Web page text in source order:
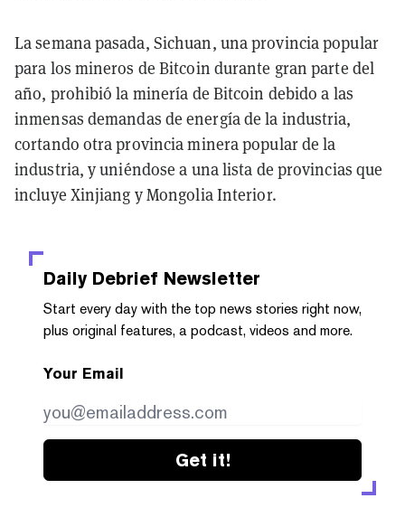
La semana pasada, Sichuan, una provincia popular
para los mineros de Bitcoin durante gran parte del
año, prohibió la minería de Bitcoin debido a las
inmensas demandas de energía de la industria,
cortando otra provincia minera popular de la
industria, y uniéndose a una lista de provincias que
incluye Xinjiang y Mongolia Interior.
Daily Debrief Newsletter
Start every day with the top news stories right now,
plus original features, a podcast, videos and more.
Your Email
Get it!